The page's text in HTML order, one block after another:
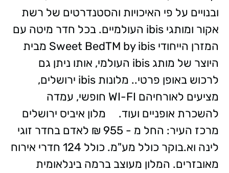
ובנויים על פי האיכויות והסטנדרטים של רשת
אקור ומותגי ibis העולמיים. בכל חדר מיטה עם
המזרן הייחודי Sweet BedTM by ibis מבית
היוצר של מותג ibis העולמי, אותו ניתן גם
לרכוש באופן פרטי.. מלונות ibis ירושלים,
מציעים לאורחיהם WI-FI חופשי, עמדה
להשכרת אופניים ועוד. מלון איביס ירושלים
מרכז העיר: החל מ - 955 ₪ לאדם בחדר זוגי
לינה וא.בוקר כולל מע"מ. כולל 124 חדרי אירוח
מאובזרים. המלון מעוצב ברמה בינלאומית